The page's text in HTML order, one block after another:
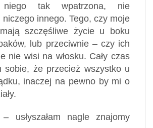
tak wpatrzona, nie
niczego innego. Tego, czy moje
mają szczęśliwe życie u boku
lub przeciwnie – czy ich
nie wisi na włosku. Cały czas
sobie, że przecież wszystko u
inaczej na pewno by mi o
usłyszałam nagle znajomy